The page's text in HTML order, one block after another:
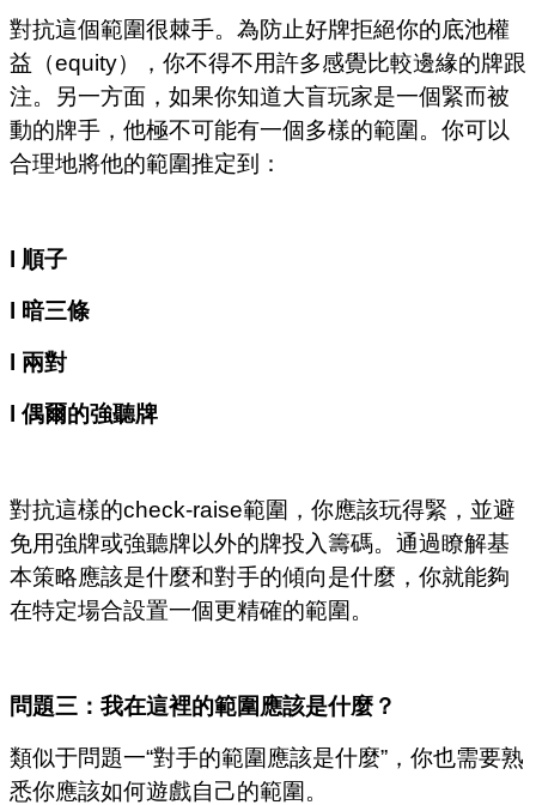
對抗這個範圍很棘手。為防止好牌拒絕你的底池權
益（equity），你不得不用許多感覺比較邊緣的牌跟
注。另一方面，如果你知道大盲玩家是一個緊而被
動的牌手，他極不可能有一個多樣的範圍。你可以
合理地將他的範圍推定到：
l 順子
l 暗三條
l 兩對
l 偶爾的強聽牌
對抗這樣的check-raise範圍，你應該玩得緊，並避
免用強牌或強聽牌以外的牌投入籌碼。通過瞭解基
本策略應該是什麼和對手的傾向是什麼，你就能夠
在特定場合設置一個更精確的範圍。
問題三：我在這裡的範圍應該是什麼？
類似于問題一“對手的範圍應該是什麼”，你也需要熟
悉你應該如何遊戲自己的範圍。